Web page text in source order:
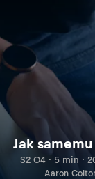
Jak
S2 O4 · 5 min ·
Aaron